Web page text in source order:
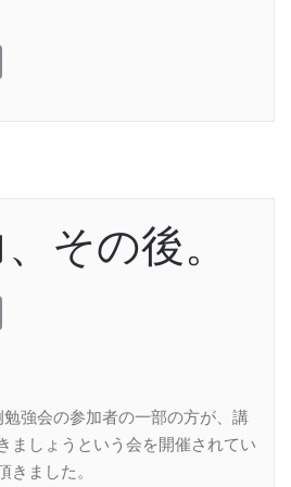
その後。
強会の参加者の一部の方が、講
ましょうという会を開催されてい
きました。